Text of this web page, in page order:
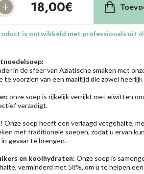
+ 18,00€
is ontwikkeld met professionals uit
in de sfeer van Aziatische smaken met
te voorzien van een maaltijd die zowel heerlijk
onze soep is rijkelijk verrijkt met eiwitten
verzadigt.
Onze soep heeft een verlaagd vetgehalte,
met traditionele soepen, zodat u ervan
gevaar te brengen.
en koolhydraten: Onze soep is
verminderd met 58%, om u te helpen